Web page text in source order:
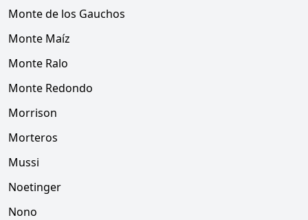
Monte de los Gauchos
Monte Maíz
Monte Ralo
Monte Redondo
Morrison
Morteros
Mussi
Noetinger
Nono